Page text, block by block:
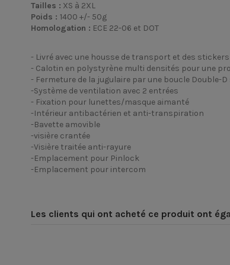
Tailles : XS à 2XL
Poids : 1400 +/- 50g
Homologation : ECE 22-06 et DOT
- Livré avec une housse de transport et des
- Calotin en polystyrène multi densités pour une
- Fermeture de la jugulaire par une boucle Double-
-Système de ventilation avec 2 entrées
- Fixation pour lunettes/masque aimanté
-Intérieur antibactérien et anti-transpiration
-Bavette amovible
-visière crantée
-Visière traitée anti-rayure
-Emplacement pour Pinlock
-Emplacement pour intercom
Marque
Quel que soit l’équipement de sécurité que
Les clients qui ont acheté ce produit ont